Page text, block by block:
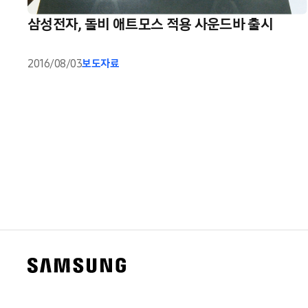
삼성전자, 돌비 애트모스 적용 사운드바 출시
2016/08/03보도자료